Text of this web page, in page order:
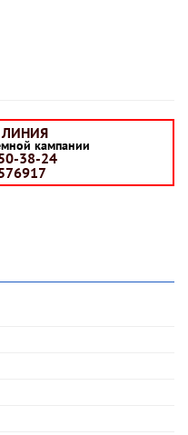
ЛИНИЯ
кампании
38-24